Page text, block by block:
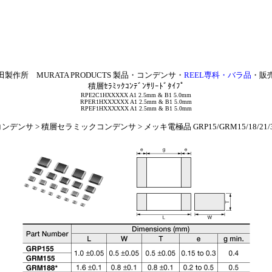
製作所 MURATA PRODUCTS 製品・コンデンサ・ REEL専科・バラ品 ・販
積層ｾﾗﾐｯｸｺﾝﾃﾞﾝｻﾘｰﾄﾞﾀｲﾌﾟ
RPE2C1HXXXXX A1 2.5mm & B1 5.0mm
RPER1HXXXXXX A1 2.5mm & B1 5.0mm
RPEF1HXXXXXX A1 2.5mm & B1 5.0mm
デンサ > 積層セラミックコンデンサ > メッキ電極品 GRP15/GRM15/18/21/